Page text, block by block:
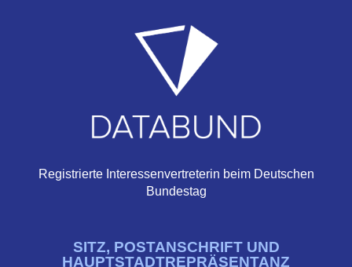
Registrierte Interessenvertreterin beim Deutschen
Bundestag
SITZ, POSTANSCHRIFT UND
HAUPTSTADTREPRÄSENTANZ